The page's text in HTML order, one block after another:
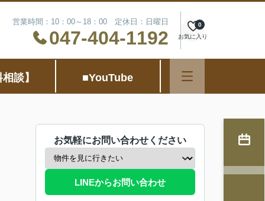
営業時間：10：00～18：00 定休日：日曜日
047-404-1192 お気に入り
0
談】 ■YouTube
お気軽にお問い合わせください
LINEからお問い合わせ